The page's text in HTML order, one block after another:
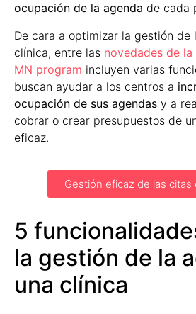
ocupación de la agenda de cada
De cara a optimizar la gestión de
clínica, entre las novedades de
MN program incluyen varias
buscan ayudar a los centros a
ocupación de sus agendas y a
cobrar o crear presupuestos de
eficaz.
Gestión eficaz de las citas
5
la gestión de la
una clínica